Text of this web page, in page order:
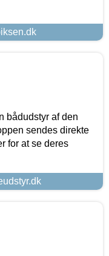
bådudstyr af den
sendes direkte
for at se deres